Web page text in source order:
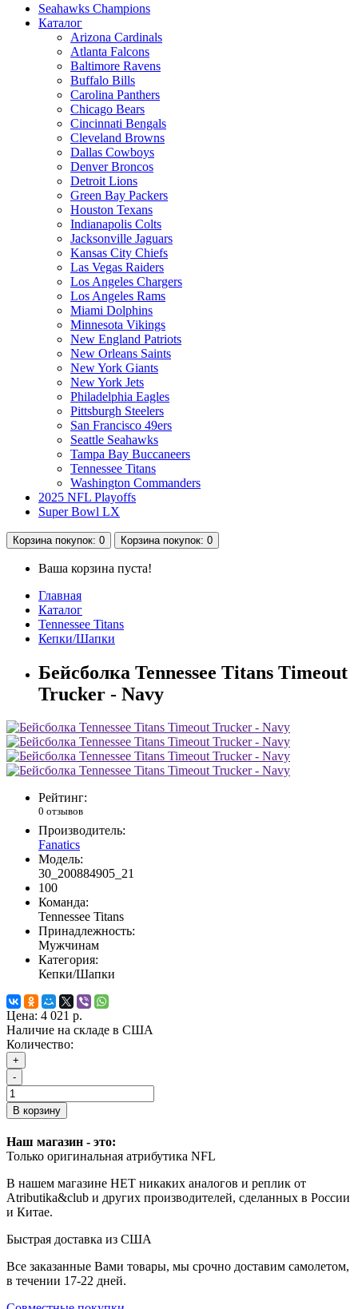
Seahawks Champions
Каталог
Arizona Cardinals
Atlanta Falcons
Baltimore Ravens
Buffalo Bills
Carolina Panthers
Chicago Bears
Cincinnati Bengals
Cleveland Browns
Dallas Cowboys
Denver Broncos
Detroit Lions
Green Bay Packers
Houston Texans
Indianapolis Colts
Jacksonville Jaguars
Kansas City Chiefs
Las Vegas Raiders
Los Angeles Chargers
Los Angeles Rams
Miami Dolphins
Minnesota Vikings
New England Patriots
New Orleans Saints
New York Giants
New York Jets
Philadelphia Eagles
Pittsburgh Steelers
San Francisco 49ers
Seattle Seahawks
Tampa Bay Buccaneers
Tennessee Titans
Washington Commanders
2025 NFL Playoffs
Super Bowl LX
Корзина покупок: 0 Корзина покупок: 0
Ваша корзина пуста!
Главная
Каталог
Tennessee Titans
Кепки/Шапки
Бейсболка Tennessee Titans Timeout
Trucker - Navy
Рейтинг:
0 отзывов
Производитель:
Fanatics
Модель:
30_200884905_21
100
Команда:
Tennessee Titans
Принадлежность:
Мужчинам
Категория:
Кепки/Шапки
Цена: 4 021 р.
Наличие на складе в США
Количество:
+
-
В корзину
Наш магазин - это:
Только оригинальная атрибутика NFL
В нашем магазине НЕТ никаких аналогов и реплик от
Atributika&club и других производителей, сделанных в России
и Китае.
Быстрая доставка из США
Все заказанные Вами товары, мы срочно доставим самолетом,
в течении 17-22 дней.